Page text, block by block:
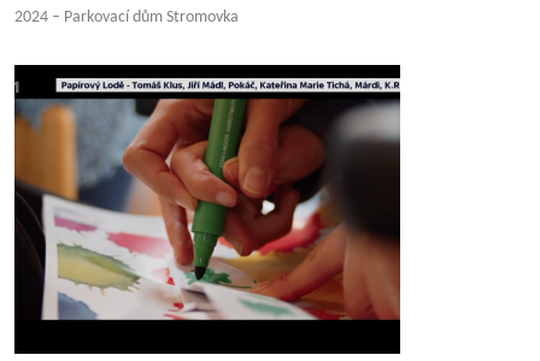
2024 – Parkovací dům Stromovka